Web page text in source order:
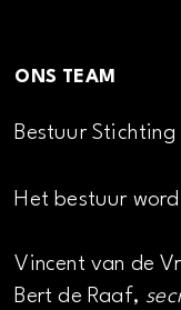
ONS TEAM
Bestuur
Het bestuur
Vincent van de
Bert de Raaf,